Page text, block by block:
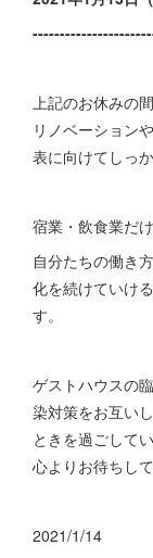
上記のお休みの
リノベーション
表に向けてしっ
宿業・飲食業だ
自分たちの働き
化を続けていけ
す。
ゲストハウスの
染対策をお互い
ときを過ごして
心よりお待ちし
2021/1/14